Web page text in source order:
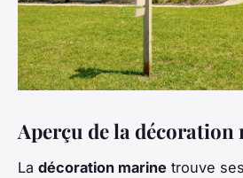
Aperçu de la décoration
La décoration marine trouve